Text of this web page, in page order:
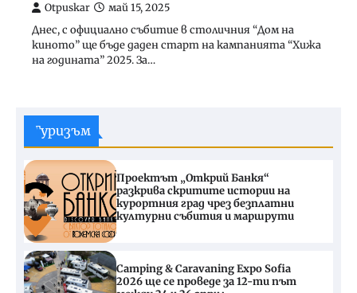
Otpuskar май 15, 2025
Днес, с официално събитие в столичния “Дом на
киното” ще бъде даден старт на кампанията “Хижа
на годината” 2025. За…
Туризъм
Проектът „Открий Банкя“
разкрива скритите истории на
курортния град чрез безплатни
културни събития и маршрути
Camping & Caravaning Expo Sofia
2026 ще се проведе за 12-ти път